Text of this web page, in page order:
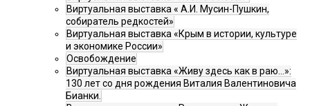
Виртуальная выставка « А.И. Мусин-Пушкин,
собиратель редкостей»
Виртуальная выставка «Крым в истории, культуре
и экономике России»
Освобождение
Виртуальная выставка «Живу здесь как в раю…»:
130 лет со дня рождения Виталия Валентиновича
Бианки.